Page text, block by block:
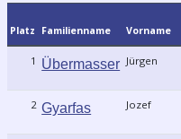
Platz Familienname Vorname
1 Übermasser Jürgen
2 Gyarfas Jozef